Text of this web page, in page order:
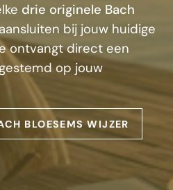
drie originele Bach
bij jouw huidige
ontvangt direct een
op jouw
BLOESEMS WIJZER